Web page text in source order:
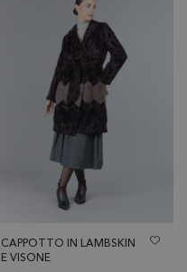
CAPPOTTO IN LAMBSKIN
E VISONE